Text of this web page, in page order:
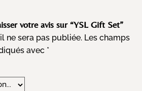
votre avis sur “YSL Gift Set”
ne sera pas publiée. Les champs
avec *